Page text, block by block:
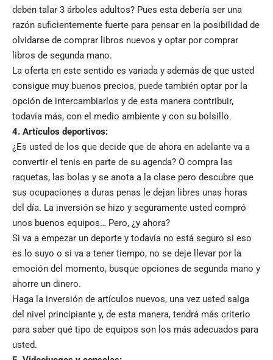
deben talar 3 árboles adultos? Pues esta debería ser una
razón suficientemente fuerte para pensar en la posibilidad de
olvidarse de comprar libros nuevos y optar por comprar
libros de segunda mano.
La oferta en este sentido es variada y además de que usted
consigue muy buenos precios, puede también optar por la
opción de intercambiarlos y de esta manera contribuir,
todavía más, con el medio ambiente y con su bolsillo.
4. Artículos deportivos:
¿Es usted de los que decide que de ahora en adelante va a
convertir el tenis en parte de su agenda? O compra las
raquetas, las bolas y se anota a la clase pero descubre que
sus ocupaciones a duras penas le dejan libres unas horas
del día. La inversión se hizo y seguramente usted compró
unos buenos equipos… Pero, ¿y ahora?
Si va a empezar un deporte y todavía no está seguro si eso
es lo suyo o si va a tener tiempo, no se deje llevar por la
emoción del momento, busque opciones de segunda mano y
ahorre un dinero.
Haga la inversión de artículos nuevos, una vez usted salga
del nivel principiante y, de esta manera, tendrá más criterio
para saber qué tipo de equipos son los más adecuados para
usted.